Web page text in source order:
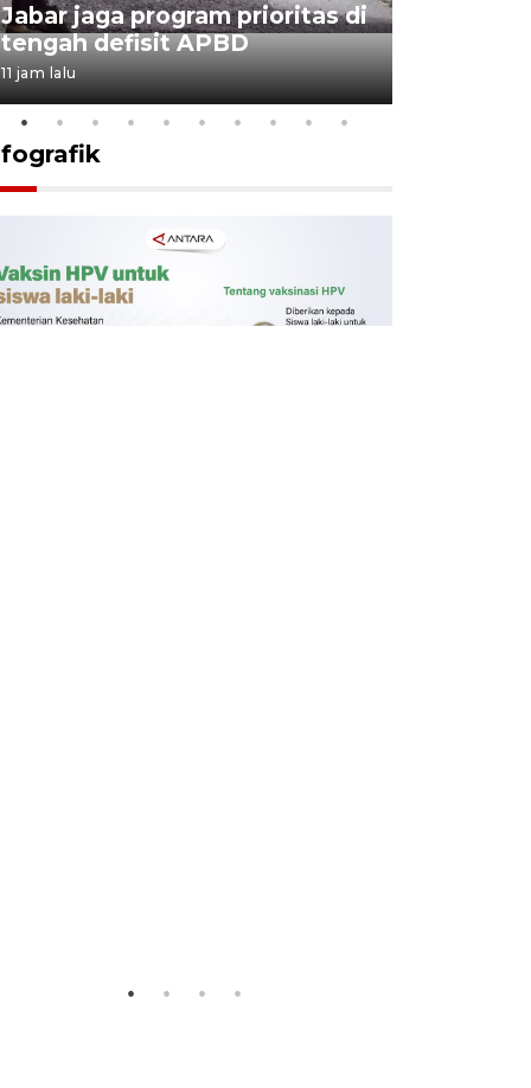
Jabar jaga program prioritas di
tengah defisit APBD
11 jam lalu